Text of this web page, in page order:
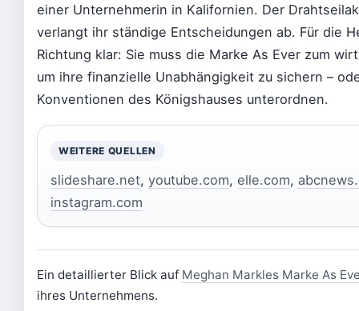
einer Unternehmerin in Kalifornien. Der
verlangt ihr ständige Entscheidungen ab. Für die
Richtung klar: Sie muss die Marke As Ever zum
um ihre finanzielle Unabhängigkeit zu sichern –
Konventionen des Königshauses unterordnen.
WEITERE QUELLEN
slideshare.net, youtube.com, elle.com,
instagram.com
Ein detaillierter Blick auf Meghan Markles Marke As
ihres Unternehmens.